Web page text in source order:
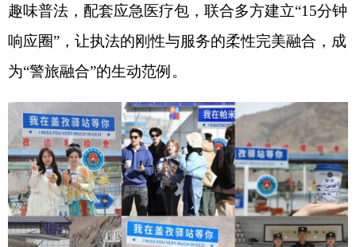
（综合新疆旅游协会微信公众号、阿克陶发布）
打印本页 关闭窗口
各县（市）网站 媒体
地州市政府 区政府部门
省区市政府 国家部委局